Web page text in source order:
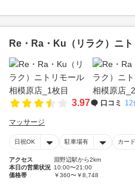
Re・Ra・Ku（リラク）ニ
3.97 口コミ 12
マッサージ
日祝OK 駐車場有 カー
アクセス
淵野辺駅から2km
本日の営業状況 10:00〜21:00
価格帯
￥360〜￥8,748